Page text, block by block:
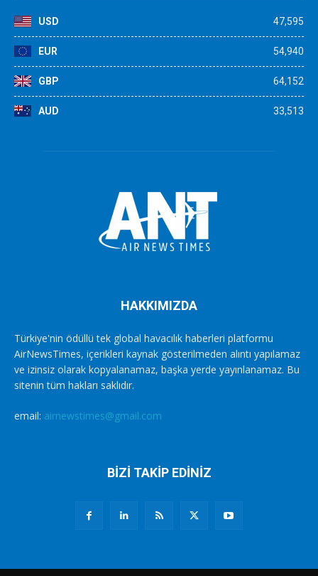
USD 47,595
EUR 54,940
GBP 64,152
AUD 33,513
HAKKIMIZDA
Türkiye'nin ödüllü tek global havacılık haberleri platformu
AirNewsTimes, içerikleri kaynak gösterilmeden alıntı yapılamaz
ve izinsiz olarak kopyalanamaz, başka yerde yayınlanamaz. Bu
sitenin tüm hakları saklıdır.
email: airnewstimes@gmail.com
BİZİ TAKİP EDİNİZ